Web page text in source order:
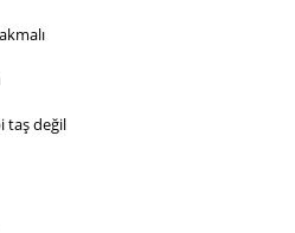
taş değil